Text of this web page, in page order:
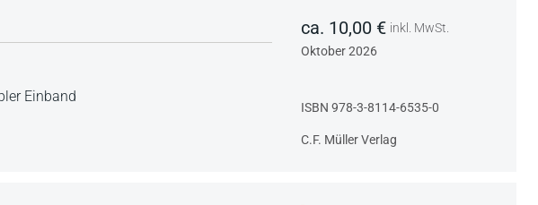
Einband
ca. 10,00 € inkl. MwSt.
Oktober 2026
ISBN 978-3-8114-6535-0
C.F. Müller Verlag